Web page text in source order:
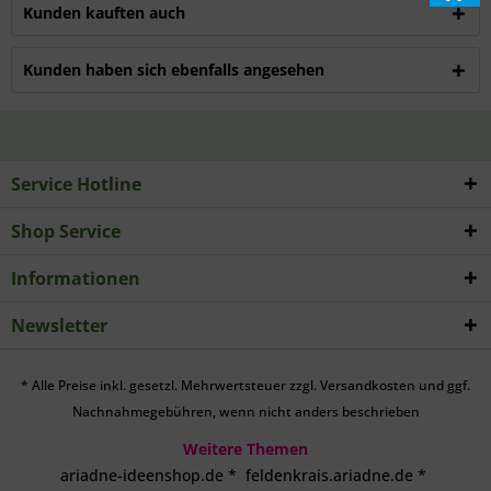
Kunden kauften auch
Kunden haben sich ebenfalls angesehen
Service Hotline
Shop Service
Informationen
Newsletter
* Alle Preise inkl. gesetzl. Mehrwertsteuer zzgl. Versandkosten und ggf.
Nachnahmegebühren, wenn nicht anders beschrieben
Weitere Themen
ariadne-ideenshop.de * feldenkrais.ariadne.de *